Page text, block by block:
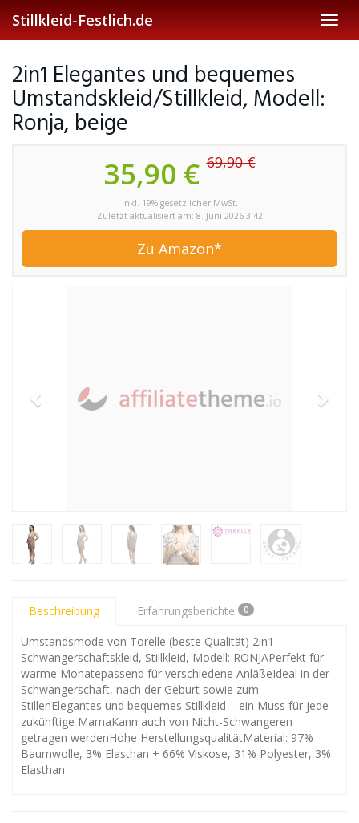
main
Stillkleid-Festlich.de
2in1 Elegantes und bequemes
Umstandskleid/Stillkleid, Modell:
Ronja, beige
35,90 €69,90 €
inkl. 19% gesetzlicher MwSt.
Zuletzt aktualisiert am: 8. Juni 2026 3:42
Zu Amazon*
Beschreibung Erfahrungsberichte 0
Umstandsmode von Torelle (beste Qualität) 2in1
Schwangerschaftskleid, Stillkleid, Modell: RONJAPerfekt für
warme Monatepassend für verschiedene AnläßeIdeal in der
Schwangerschaft, nach der Geburt sowie zum
StillenElegantes und bequemes Stillkleid – ein Muss für jede
zukünftige MamaKann auch von Nicht-Schwangeren
getragen werdenHohe HerstellungsqualitätMaterial: 97%
Baumwolle, 3% Elasthan + 66% Viskose, 31% Polyester, 3%
Elasthan